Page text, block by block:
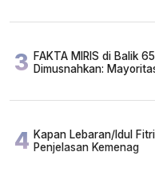
3 FAKTA MIRIS di Balik
Dimusnahkan:
4 Kapan Lebaran/Idul
Penjelasan Kemenag